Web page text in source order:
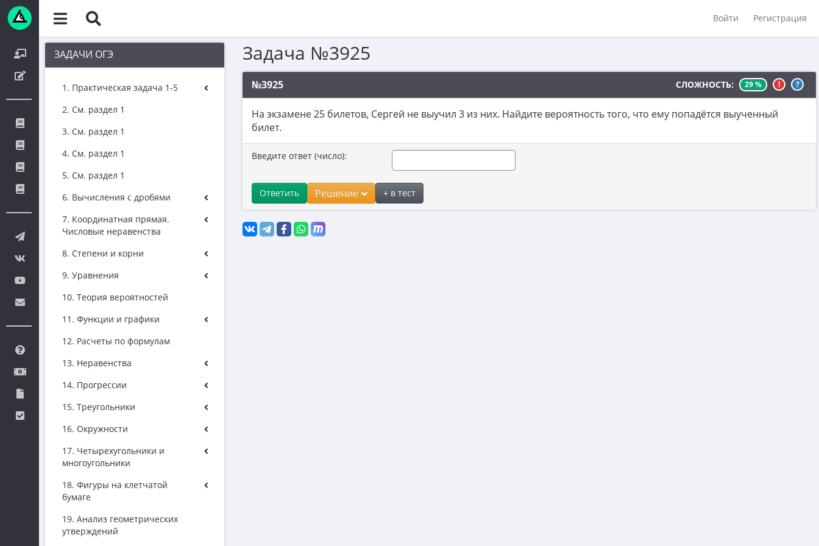
Войти Регистрация
ЗАДАЧИ ОГЭ
1. Практическая задача 1-5
2. См. раздел 1
3. См. раздел 1
4. См. раздел 1
5. См. раздел 1
6. Вычисления с дробями
7. Координатная прямая.
Числовые неравенства
8. Степени и корни
9. Уравнения
10. Теория вероятностей
11. Функции и графики
12. Расчеты по формулам
13. Неравенства
14. Прогрессии
15. Треугольники
16. Окружности
17. Четырехугольники и
многоугольники
18. Фигуры на клетчатой
бумаге
19. Анализ геометрических
утверждений
Задача №3925
№3925 СЛОЖНОСТЬ: 29 % ! ?
На экзамене 25 билетов, Сергей не выучил 3 из них. Найдите вероятность того, что ему попадётся выученный
билет.
Введите ответ (число):
Ответить Решение + в тест